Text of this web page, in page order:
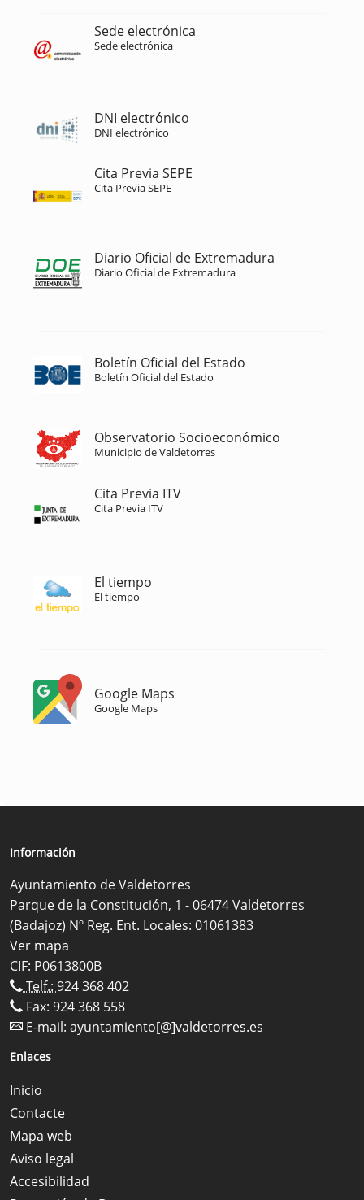
Sede electrónica
Sede electrónica
DNI electrónico
DNI electrónico
Cita Previa SEPE
Cita Previa SEPE
Diario Oficial de Extremadura
Diario Oficial de Extremadura
Boletín Oficial del Estado
Boletín Oficial del Estado
Observatorio Socioeconómico
Municipio de Valdetorres
Cita Previa ITV
Cita Previa ITV
El tiempo
El tiempo
Google Maps
Google Maps
Información
Ayuntamiento de Valdetorres
Parque de la Constitución, 1 - 06474 Valdetorres
(Badajoz) Nº Reg. Ent. Locales: 01061383
Ver mapa
CIF: P0613800B
Telf.: 924 368 402
Fax: 924 368 558
E-mail: ayuntamiento[@]valdetorres.es
Enlaces
Inicio
Contacte
Mapa web
Aviso legal
Accesibilidad